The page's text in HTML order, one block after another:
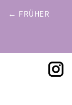
POST
← FRÜHER